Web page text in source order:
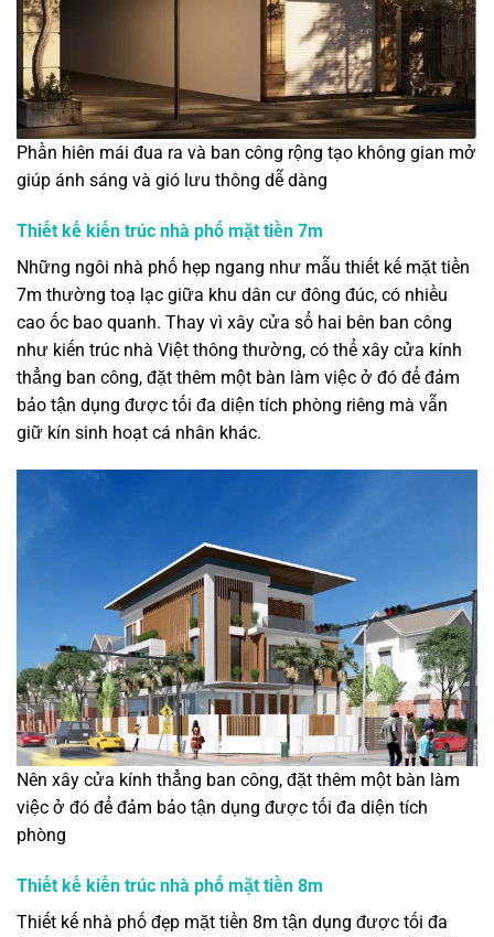
Phần hiên mái đua ra và ban công rộng tạo không gian mở
giúp ánh sáng và gió lưu thông dễ dàng
Thiết kế kiến trúc nhà phố mặt tiền 7m
Những ngôi nhà phố hẹp ngang như mẫu thiết kế mặt tiền
7m thường toạ lạc giữa khu dân cư đông đúc, có nhiều
cao ốc bao quanh. Thay vì xây cửa sổ hai bên ban công
như kiến trúc nhà Việt thông thường, có thể xây cửa kính
thẳng ban công, đặt thêm một bàn làm việc ở đó để đảm
bảo tận dụng được tối đa diện tích phòng riêng mà vẫn
giữ kín sinh hoạt cá nhân khác.
Nên xây cửa kính thẳng ban công, đặt thêm một bàn làm
việc ở đó để đảm bảo tận dụng được tối đa diện tích
phòng
Thiết kế kiến trúc nhà phố mặt tiền 8m
Thiết kế nhà phố đẹp mặt tiền 8m tận dụng được tối đa